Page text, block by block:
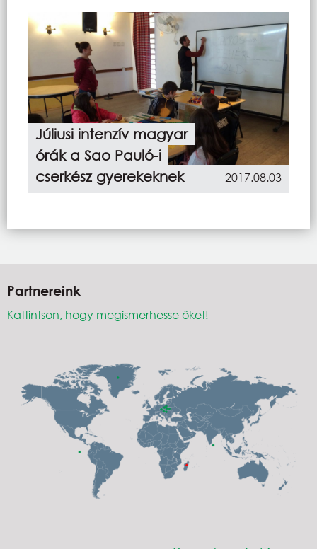
Júliusi intenzív magyar
órák a Sao Pauló-i
cserkész gyerekeknek
2017.08.03
Partnereink
Kattintson, hogy megismerhesse őket!